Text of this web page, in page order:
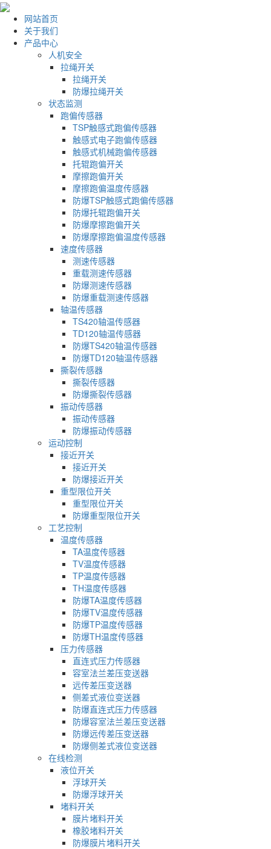
网站首页
关于我们
产品中心
人机安全
拉绳开关
拉绳开关
防爆拉绳开关
状态监测
跑偏传感器
TSP触感式跑偏传感器
触感式电子跑偏传感器
触感式机械跑偏传感器
托辊跑偏开关
摩擦跑偏开关
摩擦跑偏温度传感器
防爆TSP触感式跑偏传感器
防爆托辊跑偏开关
防爆摩擦跑偏开关
防爆摩擦跑偏温度传感器
速度传感器
测速传感器
重载测速传感器
防爆测速传感器
防爆重载测速传感器
轴温传感器
TS420轴温传感器
TD120轴温传感器
防爆TS420轴温传感器
防爆TD120轴温传感器
撕裂传感器
撕裂传感器
防爆撕裂传感器
振动传感器
振动传感器
防爆振动传感器
运动控制
接近开关
接近开关
防爆接近开关
重型限位开关
重型限位开关
防爆重型限位开关
工艺控制
温度传感器
TA温度传感器
TV温度传感器
TP温度传感器
TH温度传感器
防爆TA温度传感器
防爆TV温度传感器
防爆TP温度传感器
防爆TH温度传感器
压力传感器
直连式压力传感器
容室法兰差压变送器
远传差压变送器
侧差式液位变送器
防爆直连式压力传感器
防爆容室法兰差压变送器
防爆远传差压变送器
防爆侧差式液位变送器
在线检测
液位开关
浮球开关
防爆浮球开关
堵料开关
膜片堵料开关
橡胶堵料开关
防爆膜片堵料开关